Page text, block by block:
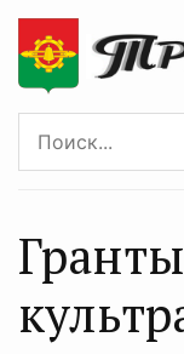
Гранты